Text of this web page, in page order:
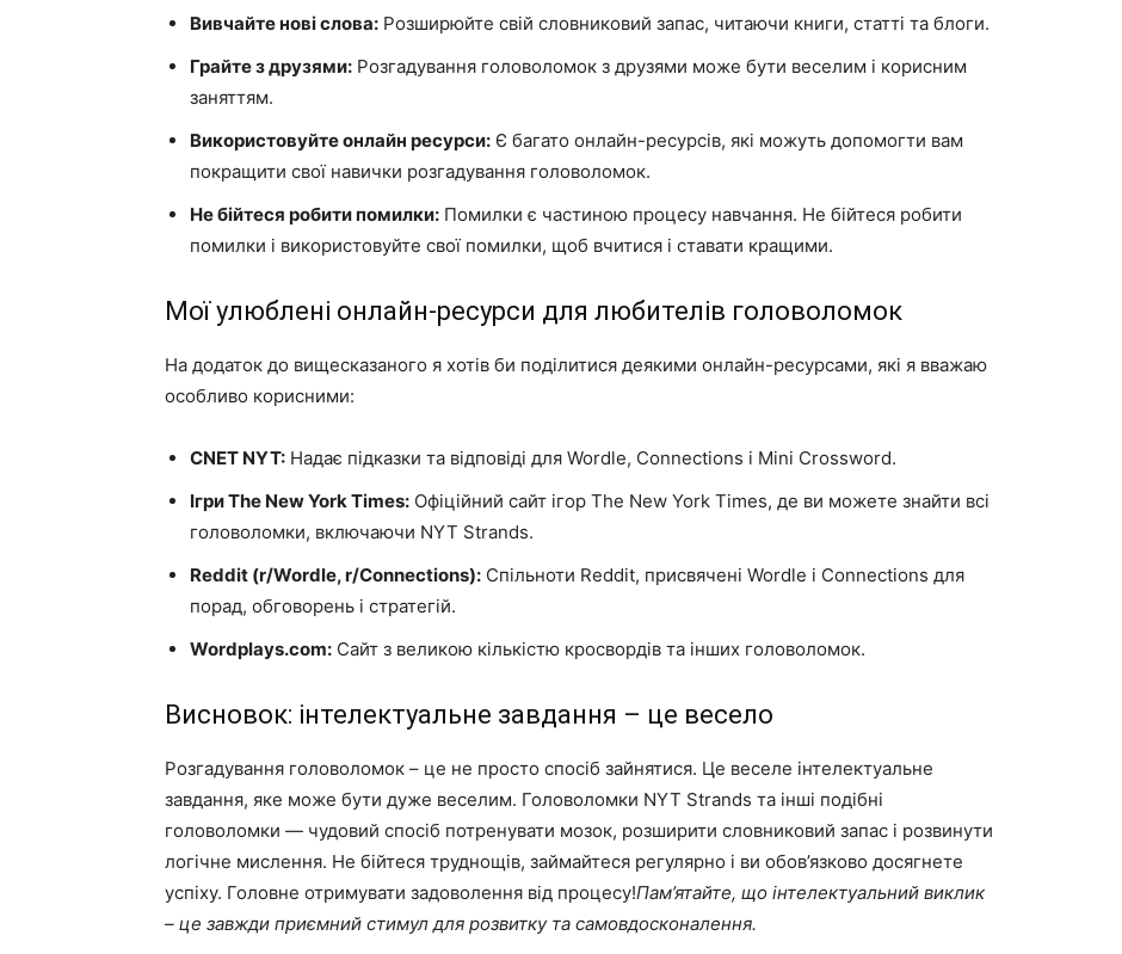
Вивчайте нові слова: Розширюйте свій словниковий запас, читаючи книги, статті та блоги.
Грайте з друзями: Розгадування головоломок з друзями може бути веселим і корисним
заняттям.
Використовуйте онлайн ресурси: Є багато онлайн-ресурсів, які можуть допомогти вам
покращити свої навички розгадування головоломок.
Не бійтеся робити помилки: Помилки є частиною процесу навчання. Не бійтеся робити
помилки і використовуйте свої помилки, щоб вчитися і ставати кращими.
Мої улюблені онлайн-ресурси для любителів головоломок
На додаток до вищесказаного я хотів би поділитися деякими онлайн-ресурсами, які я вважаю
особливо корисними:
CNET NYT: Надає підказки та відповіді для Wordle, Connections і Mini Crossword.
Ігри The New York Times: Офіційний сайт ігор The New York Times, де ви можете знайти всі
головоломки, включаючи NYT Strands.
Reddit (r/Wordle, r/Connections): Спільноти Reddit, присвячені Wordle і Connections для
порад, обговорень і стратегій.
Wordplays.com: Сайт з великою кількістю кросвордів та інших головоломок.
Висновок: інтелектуальне завдання – це весело
Розгадування головоломок – це не просто спосіб зайнятися. Це веселе інтелектуальне
завдання, яке може бути дуже веселим. Головоломки NYT Strands та інші подібні
головоломки — чудовий спосіб потренувати мозок, розширити словниковий запас і розвинути
логічне мислення. Не бійтеся труднощів, займайтеся регулярно і ви обов’язково досягнете
успіху. Головне отримувати задоволення від процесу!Пам’ятайте, що інтелектуальний виклик
– це завжди приємний стимул для розвитку та самовдосконалення.